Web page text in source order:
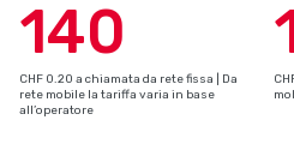
140
CHF 0.20 a chiamata da rete fissa | Da
rete mobile la tariffa varia in base
all’operatore